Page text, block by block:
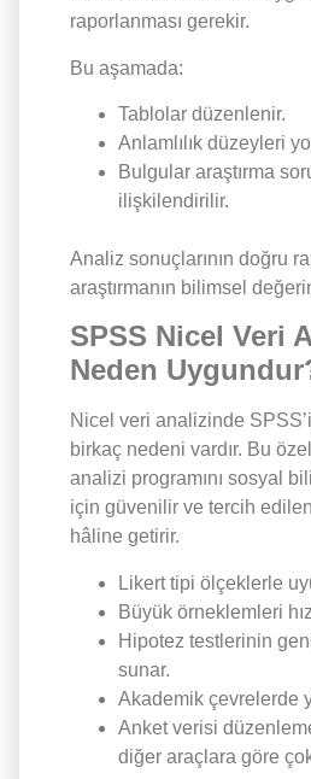
raporlanması gerekir.
Bu aşamada:
Tablolar düzenlenir.
Anlamlılık düzeyleri
Bulgular araştırma
ilişkilendirilir.
Analiz sonuçlarının doğru
araştırmanın bilimsel
SPSS Nicel Veri
Neden
Nicel veri analizinde
birkaç nedeni vardır. Bu
analizi programını sosyal
için güvenilir ve tercih
hâline getirir.
Likert tipi ölçeklerle
Büyük örneklemleri
Hipotez testlerinin
sunar.
Akademik çevrelerde
Anket verisi
diğer araçlara göre